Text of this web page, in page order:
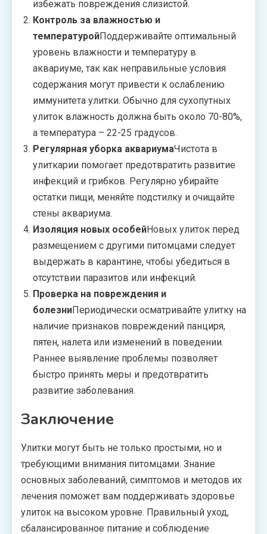
избежать повреждения слизистой.
Контроль за влажностью и
температуройПоддерживайте оптимальный
уровень влажности и температуру в
аквариуме, так как неправильные условия
содержания могут привести к ослаблению
иммунитета улитки. Обычно для сухопутных
улиток влажность должна быть около 70-80%,
а температура – 22-25 градусов.
Регулярная уборка аквариумаЧистота в
улиткарии помогает предотвратить развитие
инфекций и грибков. Регулярно убирайте
остатки пищи, меняйте подстилку и очищайте
стены аквариума.
Изоляция новых особейНовых улиток перед
размещением с другими питомцами следует
выдержать в карантине, чтобы убедиться в
отсутствии паразитов или инфекций.
Проверка на повреждения и
болезниПериодически осматривайте улитку на
наличие признаков повреждений панциря,
пятен, налета или изменений в поведении.
Раннее выявление проблемы позволяет
быстро принять меры и предотвратить
развитие заболевания.
Заключение
Улитки могут быть не только простыми, но и
требующими внимания питомцами. Знание
основных заболеваний, симптомов и методов их
лечения поможет вам поддерживать здоровье
улиток на высоком уровне. Правильный уход,
сбалансированное питание и соблюдение